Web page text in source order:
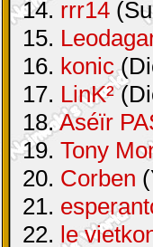
14. rrr14
15.
16. konic
17. LinK²
18.Aséïr
19. Tony
20. Corben
21.
22. le